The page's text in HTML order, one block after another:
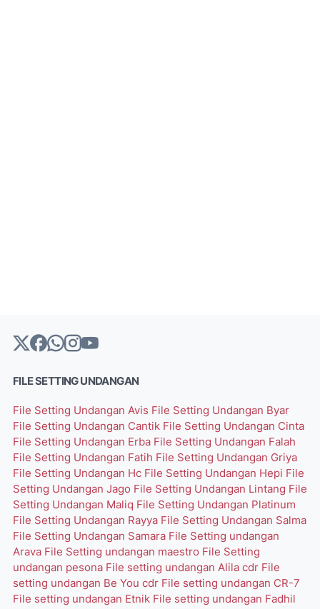
FILE SETTING UNDANGAN
File Setting Undangan Avis File Setting Undangan Byar
File Setting Undangan Cantik File Setting Undangan Cinta
File Setting Undangan Erba File Setting Undangan Falah
File Setting Undangan Fatih File Setting Undangan Griya
File Setting Undangan Hc File Setting Undangan Hepi File
Setting Undangan Jago File Setting Undangan Lintang File
Setting Undangan Maliq File Setting Undangan Platinum
File Setting Undangan Rayya File Setting Undangan Salma
File Setting Undangan Samara File Setting undangan
Arava File Setting undangan maestro File Setting
undangan pesona File setting undangan Alila cdr File
setting undangan Be You cdr File setting undangan CR-7
File setting undangan Etnik File setting undangan Fadhil